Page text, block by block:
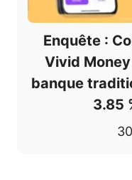
Enquête :
Vivid
banque
3.85